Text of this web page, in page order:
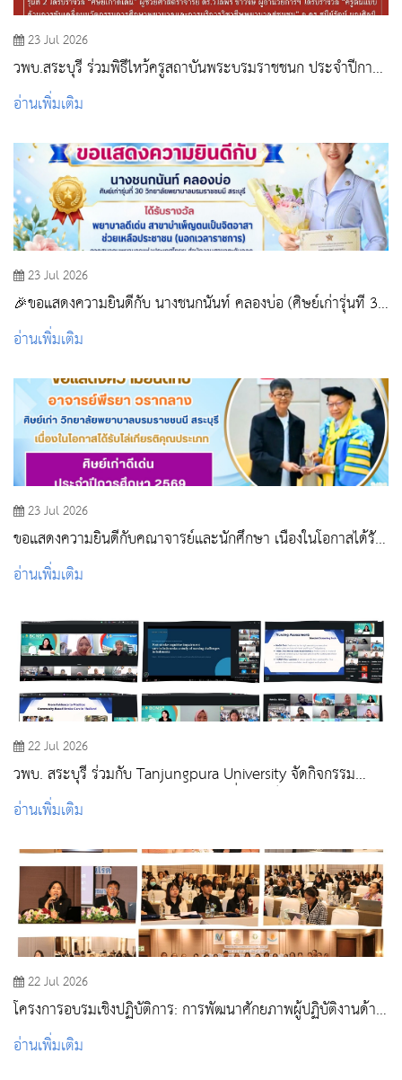
23 Jul 2026
วพบ.สระบุรี ร่วมพิธีไหว้ครูสถาบันพระบรมราชชนก ประจำปีการ
ศึกษา 2569 และรับโล่ประกาศเกียรติคุณ
อ่านเพิ่มเติม
23 Jul 2026
🎉ขอแสดงความยินดีกับ นางชนกนันท์ คลองบ่อ (ศิษย์เก่ารุ่นที่ 30
วิทยาลัยพยาบาลบรมราชชนนี สระบุรี)
อ่านเพิ่มเติม
23 Jul 2026
ขอแสดงความยินดีกับคณาจารย์และนักศึกษา เนื่องในโอกาสได้รับ
รางวัลในพิธีไหว้ครู สถาบันพระบรมราชชนก ประจำปีการศึกษา
2569
อ่านเพิ่มเติม
22 Jul 2026
วพบ. สระบุรี ร่วมกับ Tanjungpura University จัดกิจกรรม
Global Classroom (Online) แลกเปลี่ยนองค์ความรู้ด้านการ
พยาบาลผู้ใหญ่และผู้สูงอายุ
อ่านเพิ่มเติม
22 Jul 2026
โครงการอบรมเชิงปฏิบัติการ: การพัฒนาศักยภาพผู้ปฏิบัติงานด้าน
วัคซีนและภูมิคุ้มกันโรค
อ่านเพิ่มเติม